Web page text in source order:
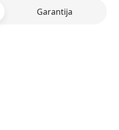
Garantija